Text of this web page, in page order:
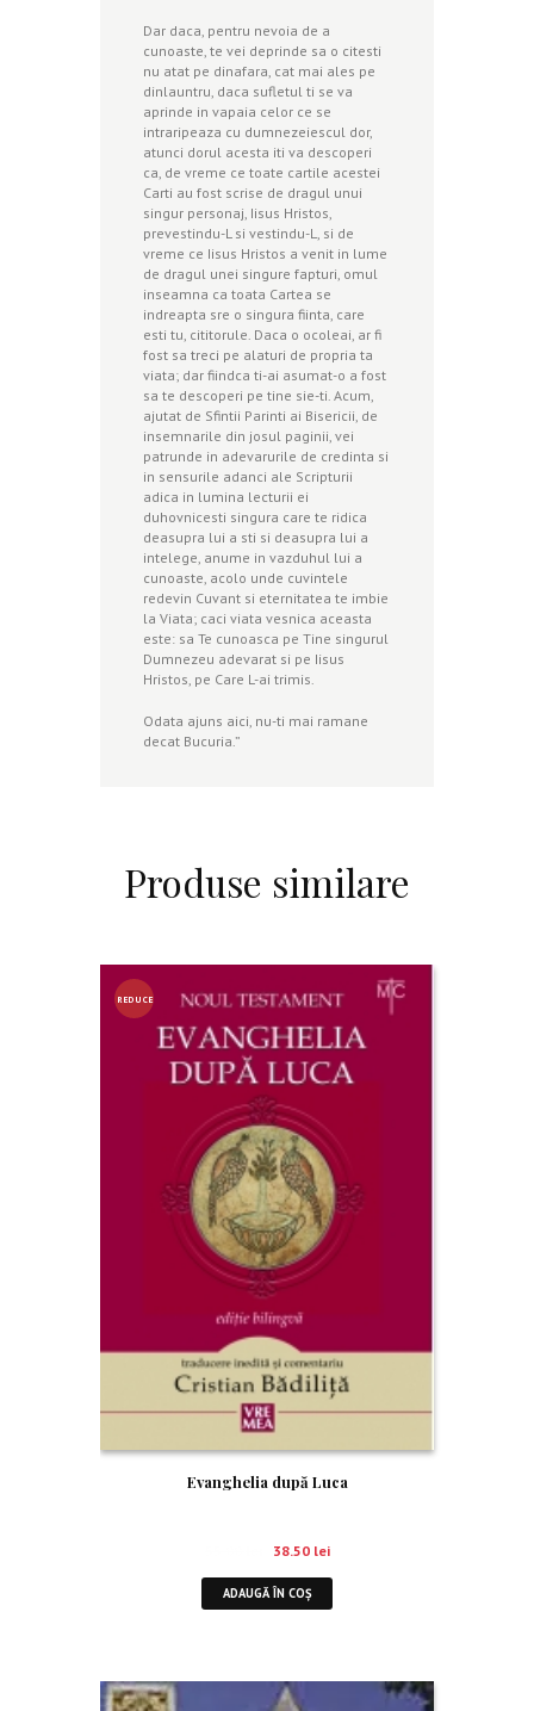
Dar daca, pentru nevoia de a
cunoaste, te vei deprinde sa o citesti
nu atat pe dinafara, cat mai ales pe
dinlauntru, daca sufletul ti se va
aprinde in vapaia celor ce se
intraripeaza cu dumnezeiescul dor,
atunci dorul acesta iti va descoperi
ca, de vreme ce toate cartile acestei
Carti au fost scrise de dragul unui
singur personaj, Iisus Hristos,
prevestindu-L si vestindu-L, si de
vreme ce Iisus Hristos a venit in lume
de dragul unei singure fapturi, omul
inseamna ca toata Cartea se
indreapta sre o singura fiinta, care
esti tu, cititorule. Daca o ocoleai, ar fi
fost sa treci pe alaturi de propria ta
viata; dar fiindca ti-ai asumat-o a fost
sa te descoperi pe tine sie-ti. Acum,
ajutat de Sfintii Parinti ai Bisericii, de
insemnarile din josul paginii, vei
patrunde in adevarurile de credinta si
in sensurile adanci ale Scripturii
adica in lumina lecturii ei
duhovnicesti singura care te ridica
deasupra lui a sti si deasupra lui a
intelege, anume in vazduhul lui a
cunoaste, acolo unde cuvintele
redevin Cuvant si eternitatea te imbie
la Viata; caci viata vesnica aceasta
este: sa Te cunoasca pe Tine singurul
Dumnezeu adevarat si pe Iisus
Hristos, pe Care L-ai trimis.
Odata ajuns aici, nu-ti mai ramane
decat Bucuria.”
Produse similare
REDUCE
Evanghelia după Luca
38.50 lei
ADAUGĂ ÎN COȘ